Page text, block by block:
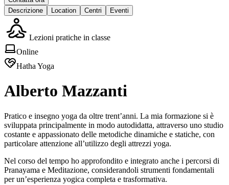
Descrizione
Location Centri Eventi
Lezioni pratiche in classe
Online
Hatha Yoga
Alberto Mazzanti
Pratico e insegno yoga da oltre trent’anni. La mia formazione si è
sviluppata principalmente in modo autodidatta, attraverso uno studio
costante e appassionato delle metodiche dinamiche e statiche, con
particolare attenzione all’utilizzo degli attrezzi yoga.
Nel corso del tempo ho approfondito e integrato anche i percorsi di
Pranayama e Meditazione, considerandoli strumenti fondamentali
per un’esperienza yogica completa e trasformativa.